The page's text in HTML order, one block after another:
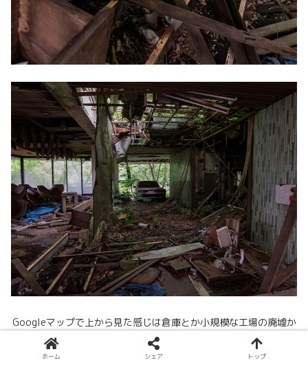
Googleマップで上から見た感じは倉庫とか小規模な工場の廃墟か
なって思ってて
ホーム シェア トップ